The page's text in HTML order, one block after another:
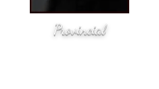
Provincial